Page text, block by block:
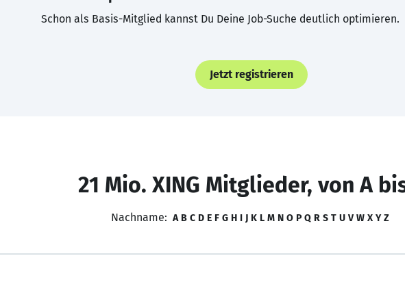
Schon als Basis-Mitglied kannst Du Deine Job-Suche deutlich optimieren.
Jetzt registrieren
21 Mio. XING Mitglieder, von A
Nachname: A B C D E F G H I J K L M N O P Q R S T U V W X Y Z